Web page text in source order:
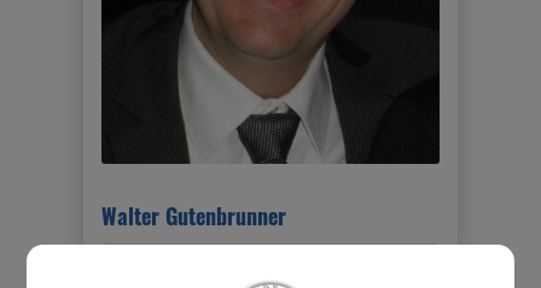
Walter Gutenbrunner